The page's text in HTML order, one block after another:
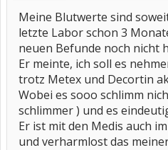
Meine Blutwerte sind
letzte Labor schon 3
neuen Befunde noch nicht
Er meinte, ich soll es
trotz Metex und Decortin
Wobei es sooo schlimm
schlimmer ) und es
Er ist mit den Medis auch
und verharmlost das